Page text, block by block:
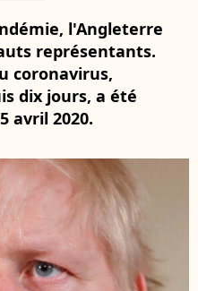
l'Angleterre
représentants.
coronavirus,
dix jours, a été
avril 2020.